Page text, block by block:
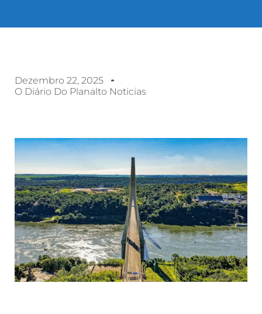
Dezembro 22, 2025
O Diário Do Planalto Noticias